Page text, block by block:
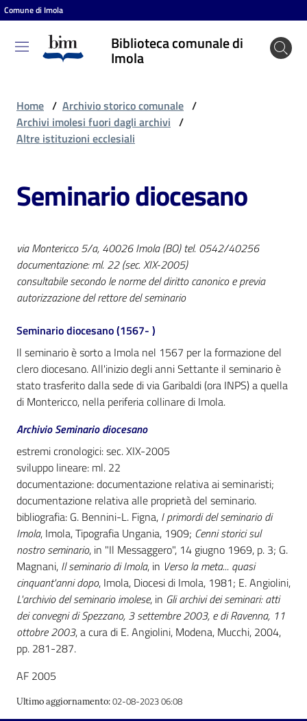
Vai al contenuto
Vai alla navigazione
Vai al footer
Comune di Imola
Biblioteca comunale di
Imola
Biblioteca
comunale
Cosa
fare
Scopri
contenuti
Risorse
online
Casa
Piani
Archivio
storico
Menu selezionato
Decentrate
Patto
la
lettura
Home / Archivio storico comunale /
Archivi imolesi fuori dagli archivi /
Altre istituzioni ecclesiali
Seminario diocesano
via Montericco 5/a, 40026 Imola (BO) tel. 0542/40256
documentazione: ml. 22 (sec. XIX-2005)
consultabile secondo le norme del diritto canonico e previa
autorizzazione del rettore del seminario
Seminario diocesano (1567- )
Il seminario è sorto a Imola nel 1567 per la formazione del
clero diocesano. All'inizio degli anni Settante il seminario è
stato trasferito dalla sede di via Garibaldi (ora INPS) a quella
di Montericco, nella periferia collinare di Imola.
Archivio Seminario diocesano
estremi cronologici: sec. XIX-2005
sviluppo lineare: ml. 22
documentazione: documentazione relativa ai seminaristi;
documentazione relativa alle proprietà del seminario.
bibliografia: G. Bennini-L. Figna, I primordi del seminario di
Imola, Imola, Tipografia Ungania, 1909; Cenni storici sul
nostro seminario, in "Il Messaggero", 14 giugno 1969, p. 3; G.
Magnani, Il seminario di Imola, in Verso la meta... quasi
cinquant'anni dopo, Imola, Diocesi di Imola, 1981; E. Angiolini,
L'archivio del seminario imolese, in Gli archivi dei seminari: atti
dei convegni di Spezzano, 3 settembre 2003, e di Ravenna, 11
ottobre 2003, a cura di E. Angiolini, Modena, Mucchi, 2004,
pp. 281-287.
AF 2005
Ultimo aggiornamento:02-08-2023 06:08